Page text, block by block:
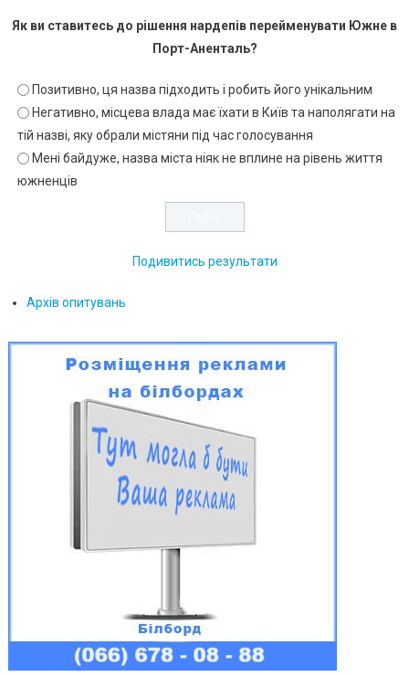
Як ви ставитесь до рішення нардепів перейменувати Южне в
Порт-Аненталь?
Позитивно, ця назва підходить і робить його унікальним
Негативно, місцева влада має їхати в Київ та наполягати на
тій назві, яку обрали містяни під час голосування
Мені байдуже, назва міста ніяк не вплине на рівень життя
южненців
Подивитись результати
Архів опитувань